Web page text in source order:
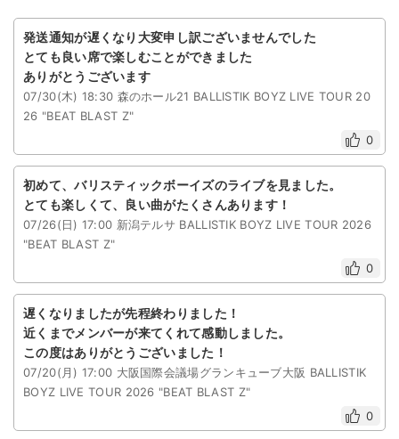
発送通知が遅くなり大変申し訳ございませんでした
とても良い席で楽しむことができました
ありがとうございます
07/30(木) 18:30 森のホール21 BALLISTIK BOYZ LIVE TOUR 20
26 "BEAT BLAST Z"
0
初めて、バリスティックボーイズのライブを見ました。
とても楽しくて、良い曲がたくさんあります！
07/26(日) 17:00 新潟テルサ BALLISTIK BOYZ LIVE TOUR 2026
"BEAT BLAST Z"
0
遅くなりましたが先程終わりました！
近くまでメンバーが来てくれて感動しました。
この度はありがとうございました！
07/20(月) 17:00 大阪国際会議場グランキューブ大阪 BALLISTIK
BOYZ LIVE TOUR 2026 "BEAT BLAST Z"
0